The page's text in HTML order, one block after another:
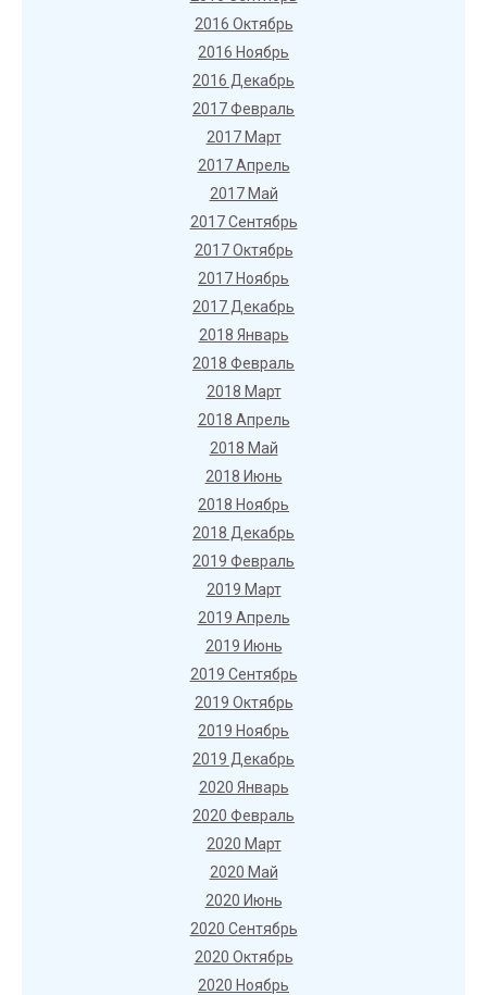
2016 Октябрь
2016 Ноябрь
2016 Декабрь
2017 Февраль
2017 Март
2017 Апрель
2017 Май
2017 Сентябрь
2017 Октябрь
2017 Ноябрь
2017 Декабрь
2018 Январь
2018 Февраль
2018 Март
2018 Апрель
2018 Май
2018 Июнь
2018 Ноябрь
2018 Декабрь
2019 Февраль
2019 Март
2019 Апрель
2019 Июнь
2019 Сентябрь
2019 Октябрь
2019 Ноябрь
2019 Декабрь
2020 Январь
2020 Февраль
2020 Март
2020 Май
2020 Июнь
2020 Сентябрь
2020 Октябрь
2020 Ноябрь